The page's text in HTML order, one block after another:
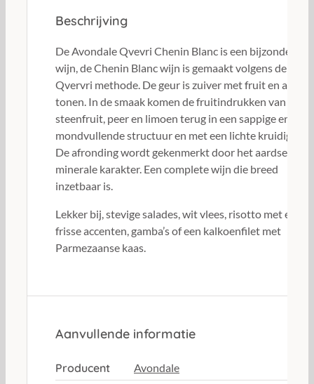
Beschrijving
De Avondale Qvevri Chenin Blanc is een bijzondere
wijn, de Chenin Blanc wijn is gemaakt volgens de
Qvervri methode. De geur is zuiver met fruit en aardse
tonen. In de smaak komen de fruitindrukken van
steenfruit, peer en limoen terug in een sappige en
mondvullende structuur en met een lichte kruidigheid.
De afronding wordt gekenmerkt door het aardse en
minerale karakter. Een complete wijn die breed
inzetbaar is.
Lekker bij, stevige salades, wit vlees, risotto met een
frisse accenten, gamba’s of een kalkoenfilet met
Parmezaanse kaas.
Aanvullende informatie
Producent Avondale